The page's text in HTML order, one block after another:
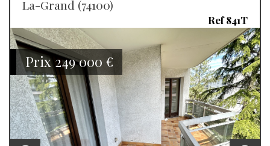
La-Grand (74100)
Ref 841T
Prix 249 000 €